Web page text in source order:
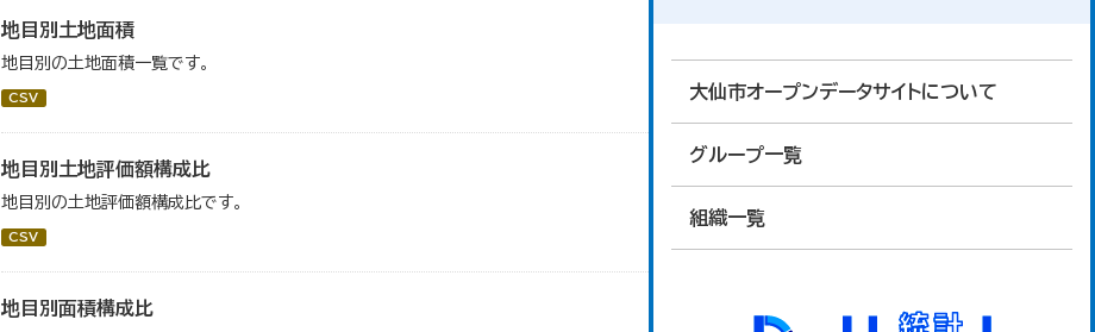
大仙市オープンデータサイトについて
グループ一覧
組織一覧
地目別土地面積
地目別の土地面積一覧です。
CSV
地目別土地評価額構成比
地目別の土地評価額構成比です。
CSV
地目別面積構成比